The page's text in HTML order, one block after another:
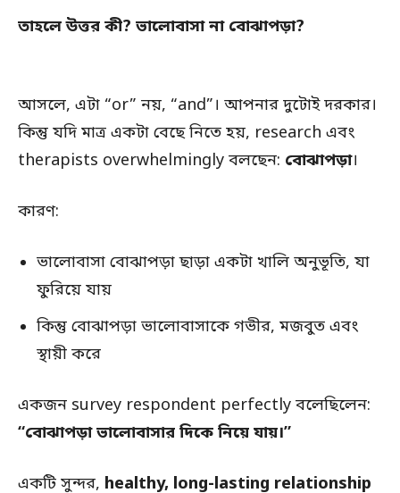
তাহলে উত্তর কী? ভালোবাসা না বোঝাপড়া?
আসলে, এটা “or” নয়, “and”। আপনার দুটোই দরকার।
কিন্তু যদি মাত্র একটা বেছে নিতে হয়, research এবং
therapists overwhelmingly বলছেন: বোঝাপড়া।
কারণ:
ভালোবাসা বোঝাপড়া ছাড়া একটা খালি অনুভূতি, যা
ফুরিয়ে যায়
কিন্তু বোঝাপড়া ভালোবাসাকে গভীর, মজবুত এবং
স্থায়ী করে
একজন survey respondent perfectly বলেছিলেন:
“বোঝাপড়া ভালোবাসার দিকে নিয়ে যায়।”
একটি সুন্দর, healthy, long-lasting relationship